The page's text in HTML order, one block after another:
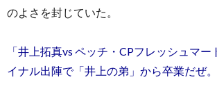
のよさを封じていた。
「井上拓真vs ペッチ・CPフレッシュマ
イナル出陣で「井上の弟」から卒業だぜ